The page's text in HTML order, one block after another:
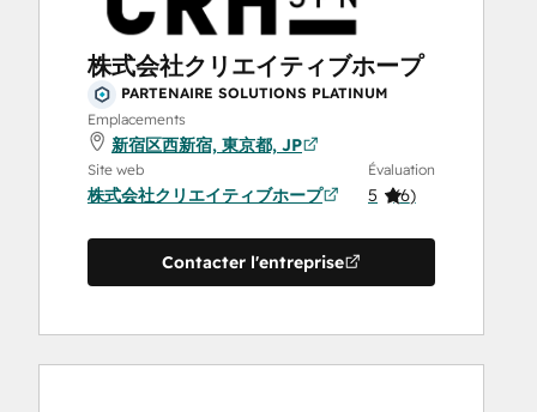
株式会社クリエイティブホープ
PARTENAIRE SOLUTIONS PLATINUM
Emplacements
新宿区西新宿, 東京都, JP
Site web
株式会社クリエイティブホープ
Évaluation
5 (6)
Contacter l'entreprise